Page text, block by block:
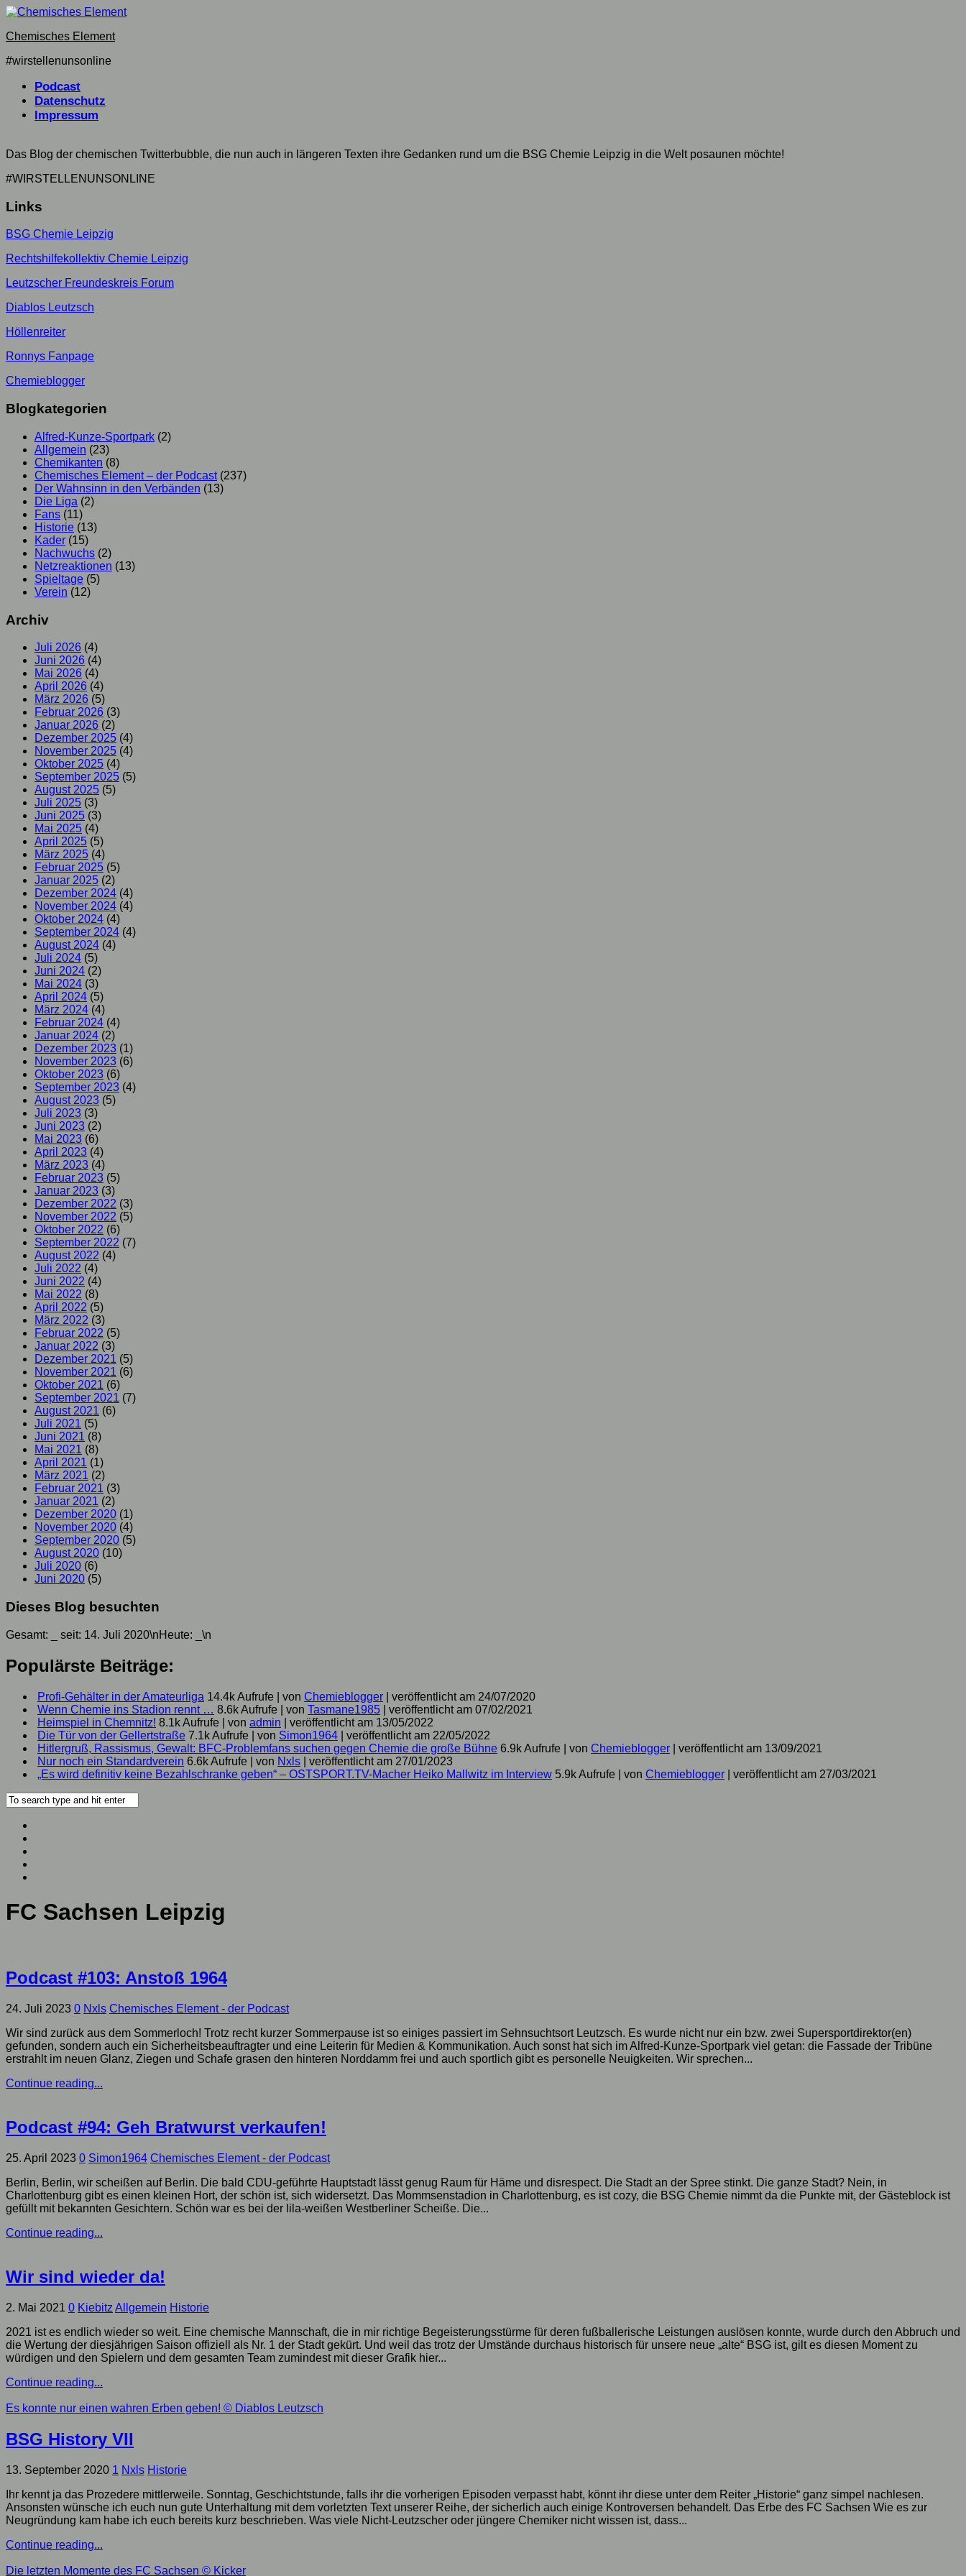
Skip
content
Chemisches Element
#wirstellenunsonline
Podcast
Datenschutz
Impressum
Das Blog der chemischen Twitterbubble, die nun auch in längeren Texten ihre Gedanken rund um die BSG Chemie Leipzig in die Welt posaunen möchte!
#WIRSTELLENUNSONLINE
Links
BSG Chemie Leipzig
Rechtshilfekollektiv Chemie Leipzig
Leutzscher Freundeskreis Forum
Diablos Leutzsch
Höllenreiter
Ronnys Fanpage
Chemieblogger
Blogkategorien
Alfred-Kunze-Sportpark (2)
Allgemein (23)
Chemikanten (8)
Chemisches Element – der Podcast(237)
Der Wahnsinn in den Verbänden (13)
Die Liga (2)
Fans (11)
Historie (13)
Kader (15)
Nachwuchs (2)
Netzreaktionen (13)
Spieltage (5)
Verein (12)
Archiv
Juli 2026 (4)
Juni 2026 (4)
Mai 2026 (4)
April 2026 (4)
März 2026 (5)
Februar 2026 (3)
Januar 2026 (2)
Dezember 2025 (4)
November 2025 (4)
Oktober 2025 (4)
September 2025 (5)
August 2025 (5)
Juli 2025 (3)
Juni 2025 (3)
Mai 2025 (4)
April 2025 (5)
März 2025 (4)
Februar 2025 (5)
Januar 2025 (2)
Dezember 2024 (4)
November 2024 (4)
Oktober 2024 (4)
September 2024 (4)
August 2024 (4)
Juli 2024 (5)
Juni 2024 (2)
Mai 2024 (3)
April 2024 (5)
März 2024 (4)
Februar 2024 (4)
Januar 2024 (2)
Dezember 2023 (1)
November 2023 (6)
Oktober 2023 (6)
September 2023 (4)
August 2023 (5)
Juli 2023 (3)
Juni 2023 (2)
Mai 2023 (6)
April 2023 (4)
März 2023 (4)
Februar 2023 (5)
Januar 2023 (3)
Dezember 2022 (3)
November 2022 (5)
Oktober 2022 (6)
September 2022 (7)
August 2022 (4)
Juli 2022 (4)
Juni 2022 (4)
Mai 2022 (8)
April 2022 (5)
März 2022 (3)
Februar 2022 (5)
Januar 2022 (3)
Dezember 2021 (5)
November 2021 (6)
Oktober 2021 (6)
September 2021 (7)
August 2021 (6)
Juli 2021 (5)
Juni 2021 (8)
Mai 2021 (8)
April 2021 (1)
März 2021 (2)
Februar 2021 (3)
Januar 2021 (2)
Dezember 2020 (1)
November 2020 (4)
September 2020 (5)
August 2020 (10)
Juli 2020 (6)
Juni 2020 (5)
Dieses Blog besuchten
Gesamt: seit: 14. Juli 2020\nHeute: \n
Populärste Beiträge:
Profi-Gehälter in der Amateurliga 14.4k Aufrufe von Chemieblogger
veröffentlicht am 24/07/2020
Wenn Chemie ins Stadion rennt … 8.6k Aufrufe von Tasmane1985
veröffentlicht am 07/02/2021
Heimspiel in Chemnitz! 8.1k Aufrufe von admin
veröffentlicht am 13/05/2022
Die Tür von der Gellertstraße 7.1k Aufrufe von Simon1964
veröffentlicht am 22/05/2022
Hitlergruß, Rassismus, Gewalt: BFC-Problemfans suchen gegen Chemie die große Bühne 6.9k Aufrufe von Chemieblogger
veröffentlicht am 13/09/2021
Nur noch ein Standardverein 6.6k Aufrufe von Nxls
veröffentlicht am 27/01/2023
„Es wird definitiv keine Bezahlschranke geben“ – OSTSPORT.TV-Macher Heiko Mallwitz im Interview 5.9k Aufrufe von Chemieblogger veröffentlicht am 27/03/2021
FC Sachsen Leipzig
Podcast #103: Anstoß 1964
24. Juli 2023 0 Nxls Chemisches Element - der Podcast
Wir sind zurück aus dem Sommerloch! Trotz recht kurzer Sommerpause ist so einiges passiert im Sehnsuchtsort Leutzsch. Es wurde nicht nur ein bzw. zwei Supersportdirektor(en)
gefunden, sondern auch ein Sicherheitsbeauftragter und eine Leiterin für Medien & Kommunikation. Auch sonst hat sich im Alfred-Kunze-Sportpark viel getan: die Fassade der Tribüne
erstrahlt im neuen Glanz, Ziegen und Schafe grasen den hinteren Norddamm frei und auch sportlich gibt es personelle Neuigkeiten. Wir sprechen...
Continue reading...
Podcast #94: Geh Bratwurst verkaufen!
25. April 2023 0 Simon1964 Chemisches Element - der Podcast
Berlin, Berlin, wir scheißen auf Berlin. Die bald CDU-geführte Hauptstadt lässt genug Raum für Häme und disrespect. Die Stadt an der Spree stinkt. Die ganze Stadt? Nein, in
Charlottenburg gibt es einen kleinen Hort, der schön ist, sich widersetzt. Das Mommsenstadion in Charlottenburg, es ist cozy, die BSG Chemie nimmt da die Punkte mit, der Gästeblock ist
gefüllt mit bekannten Gesichtern. Schön war es bei der lila-weißen Westberliner Scheiße. Die...
Continue reading...
Wir sind wieder da!
2. Mai 2021 0 Kiebitz Allgemein Historie
2021 ist es endlich wieder so weit. Eine chemische Mannschaft, die in mir richtige Begeisterungsstürme für deren fußballerische Leistungen auslösen konnte, wurde durch den Abbruch und
die Wertung der diesjährigen Saison offiziell als Nr. 1 der Stadt gekürt. Und weil das trotz der Umstände durchaus historisch für unsere neue „alte“ BSG ist, gilt es diesen Moment zu
würdigen und den Spielern und dem gesamten Team zumindest mit dieser Grafik hier...
Continue reading...
Es konnte nur einen wahren Erben geben! © Diablos Leutzsch
BSG History VII
13. September 2020 1 Nxls Historie
Ihr kennt ja das Prozedere mittlerweile. Sonntag, Geschichtstunde, falls ihr die vorherigen Episoden verpasst habt, könnt ihr diese unter dem Reiter „Historie“ ganz simpel nachlesen.
Ansonsten wünsche ich euch nun gute Unterhaltung mit dem vorletzten Text unserer Reihe, der sicherlich auch einige Kontroversen behandelt. Das Erbe des FC Sachsen Wie es zur
Neugründung kam habe ich euch bereits kurz beschrieben. Was viele Nicht-Leutzscher oder jüngere Chemiker nicht wissen ist, dass...
Continue reading...
Die letzten Momente des FC Sachsen © Kicker